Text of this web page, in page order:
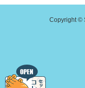
Copyright ©